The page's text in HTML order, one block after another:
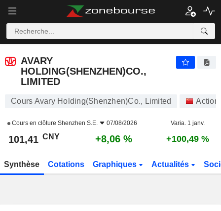
AVARY
HOLDING(SHENZHEN)CO.,
LIMITED
Cours Avary Holding(Shenzhen)Co., Limited
Cours en clôture Shenzhen S.E. 07/08/2026 Varia. 1 janv.
101,41 CNY +8,06 % +100,49 %
Synthèse Cotations Graphiques Actualités